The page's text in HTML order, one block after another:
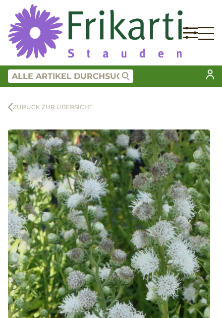
ZURÜCK ZUR ÜBERSICHT